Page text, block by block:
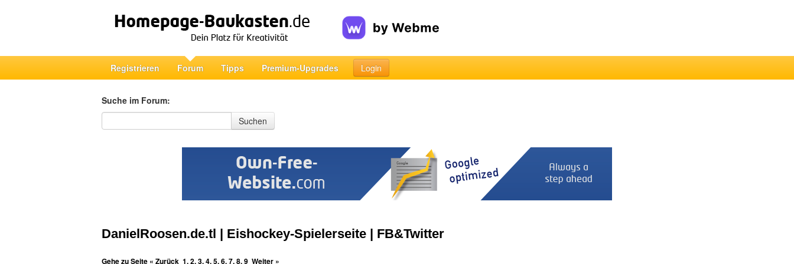
Registrieren Forum Tipps Premium-Upgrades Login
Suche im Forum:
Suche im Forum
Suchen
DanielRoosen.de.tl | Eishockey-Spielerseite | FB&Twitter
Gehe zu Seite « Zurück 1,2,3,4,5,6,7,8,9 Weiter »